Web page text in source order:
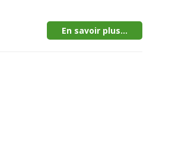
En savoir plus...